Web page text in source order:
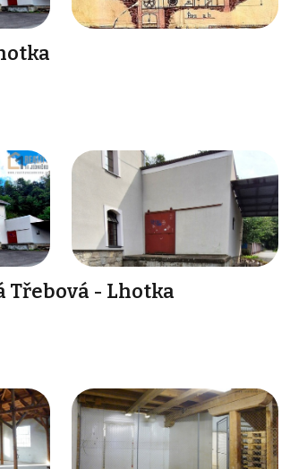
Třebová - Lhotka